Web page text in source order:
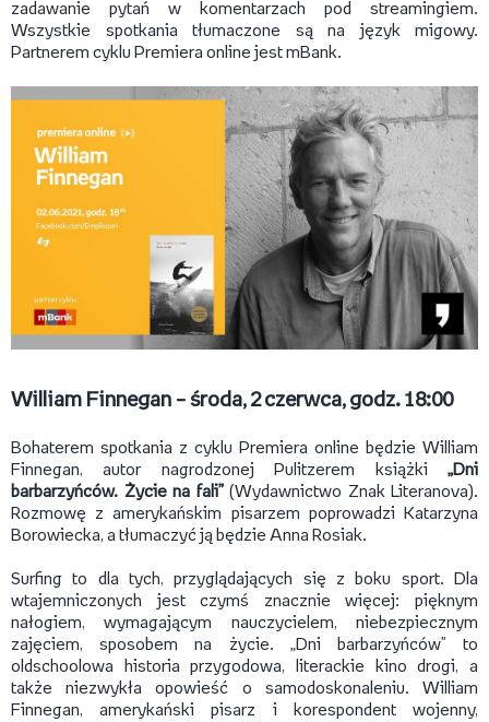
zadawanie pytań w komentarzach pod streamingiem.
Wszystkie spotkania tłumaczone są na język migowy.
Partnerem cyklu Premiera online jest mBank.
William Finnegan – środa, 2 czerwca, godz. 18:00
Bohaterem spotkania z cyklu Premiera online będzie William
Finnegan, autor nagrodzonej Pulitzerem książki „Dni
barbarzyńców. Życie na fali” (Wydawnictwo Znak Literanova).
Rozmowę z amerykańskim pisarzem poprowadzi Katarzyna
Borowiecka, a tłumaczyć ją będzie Anna Rosiak.
Surfing to dla tych, przyglądających się z boku sport. Dla
wtajemniczonych jest czymś znacznie więcej: pięknym
nałogiem, wymagającym nauczycielem, niebezpiecznym
zajęciem, sposobem na życie. „Dni barbarzyńców" to
oldschoolowa historia przygodowa, literackie kino drogi, a
także niezwykła opowieść o samodoskonaleniu. William
Finnegan, amerykański pisarz i korespondent wojenny,